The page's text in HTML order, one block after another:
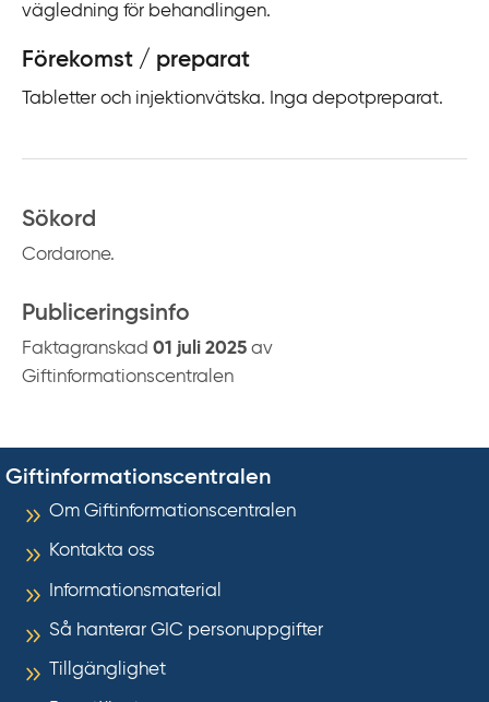
vägledning för behandlingen.
Förekomst / preparat
Tabletter och injektionvätska. Inga depotpreparat.
Sökord
Cordarone.
Publiceringsinfo
Faktagranskad 01 juli 2025 av
Giftinformationscentralen
Giftinformationscentralen
Om Giftinformationscentralen
Kontakta oss
Informationsmaterial
Så hanterar GIC personuppgifter
Tillgänglighet